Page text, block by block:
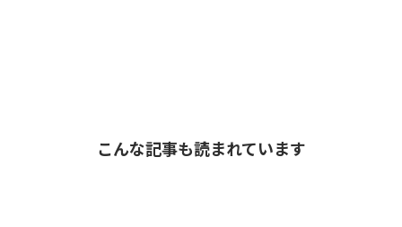
こんな記事も読まれています